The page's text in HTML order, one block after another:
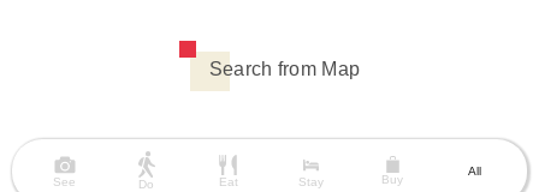
Search from Map
See Do Eat Stay Buy
All